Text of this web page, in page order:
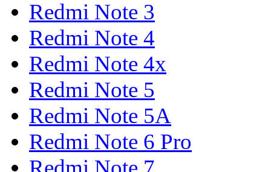
Redmi Note 3
Redmi Note 4
Redmi Note 4x
Redmi Note 5
Redmi Note 5A
Redmi Note 6 Pro